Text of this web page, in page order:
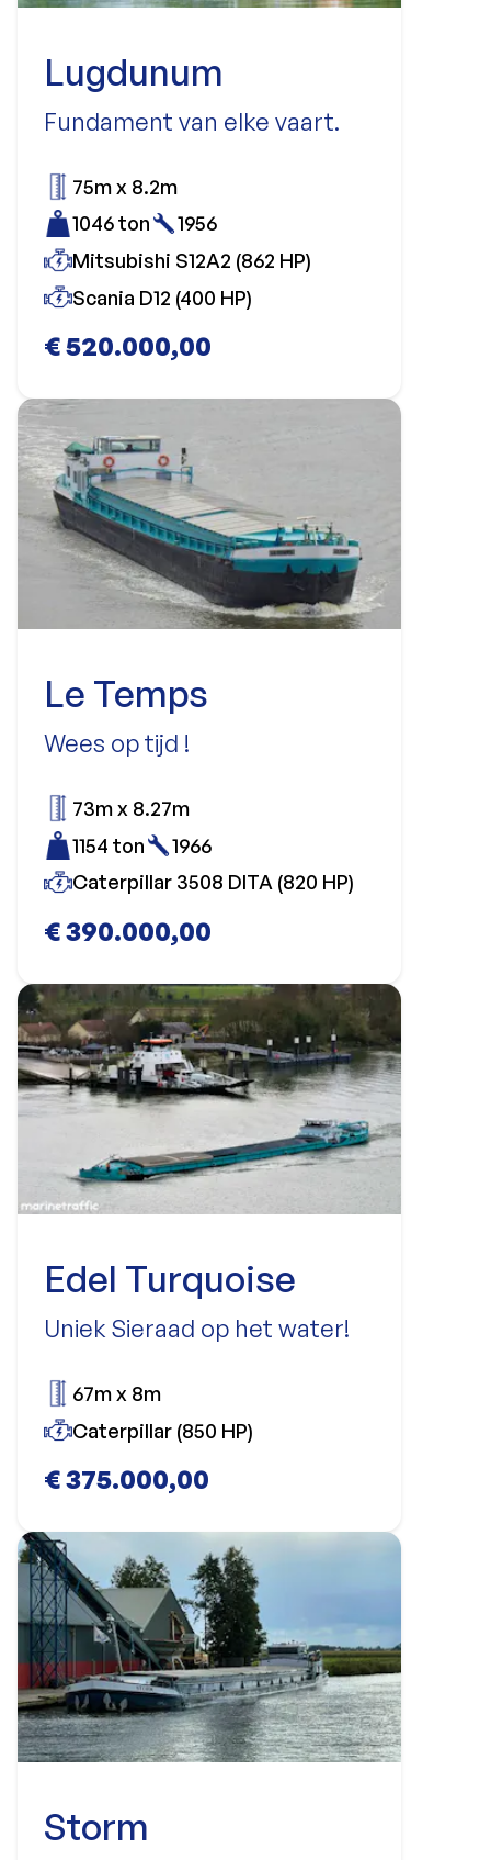
Lugdunum
Fundament van elke vaart.
€ 520.000,00
75m x 8.2m
1046 ton
1956
Mitsubishi S12A2 (862 HP)
Scania D12 (400 HP)
Le Temps
Wees op tijd !
€ 390.000,00
73m x 8.27m
1154 ton
1966
Caterpillar 3508 DITA (820 HP)
Edel Turquoise
Uniek Sieraad op het water!
€ 375.000,00
67m x 8m
Caterpillar (850 HP)
Storm